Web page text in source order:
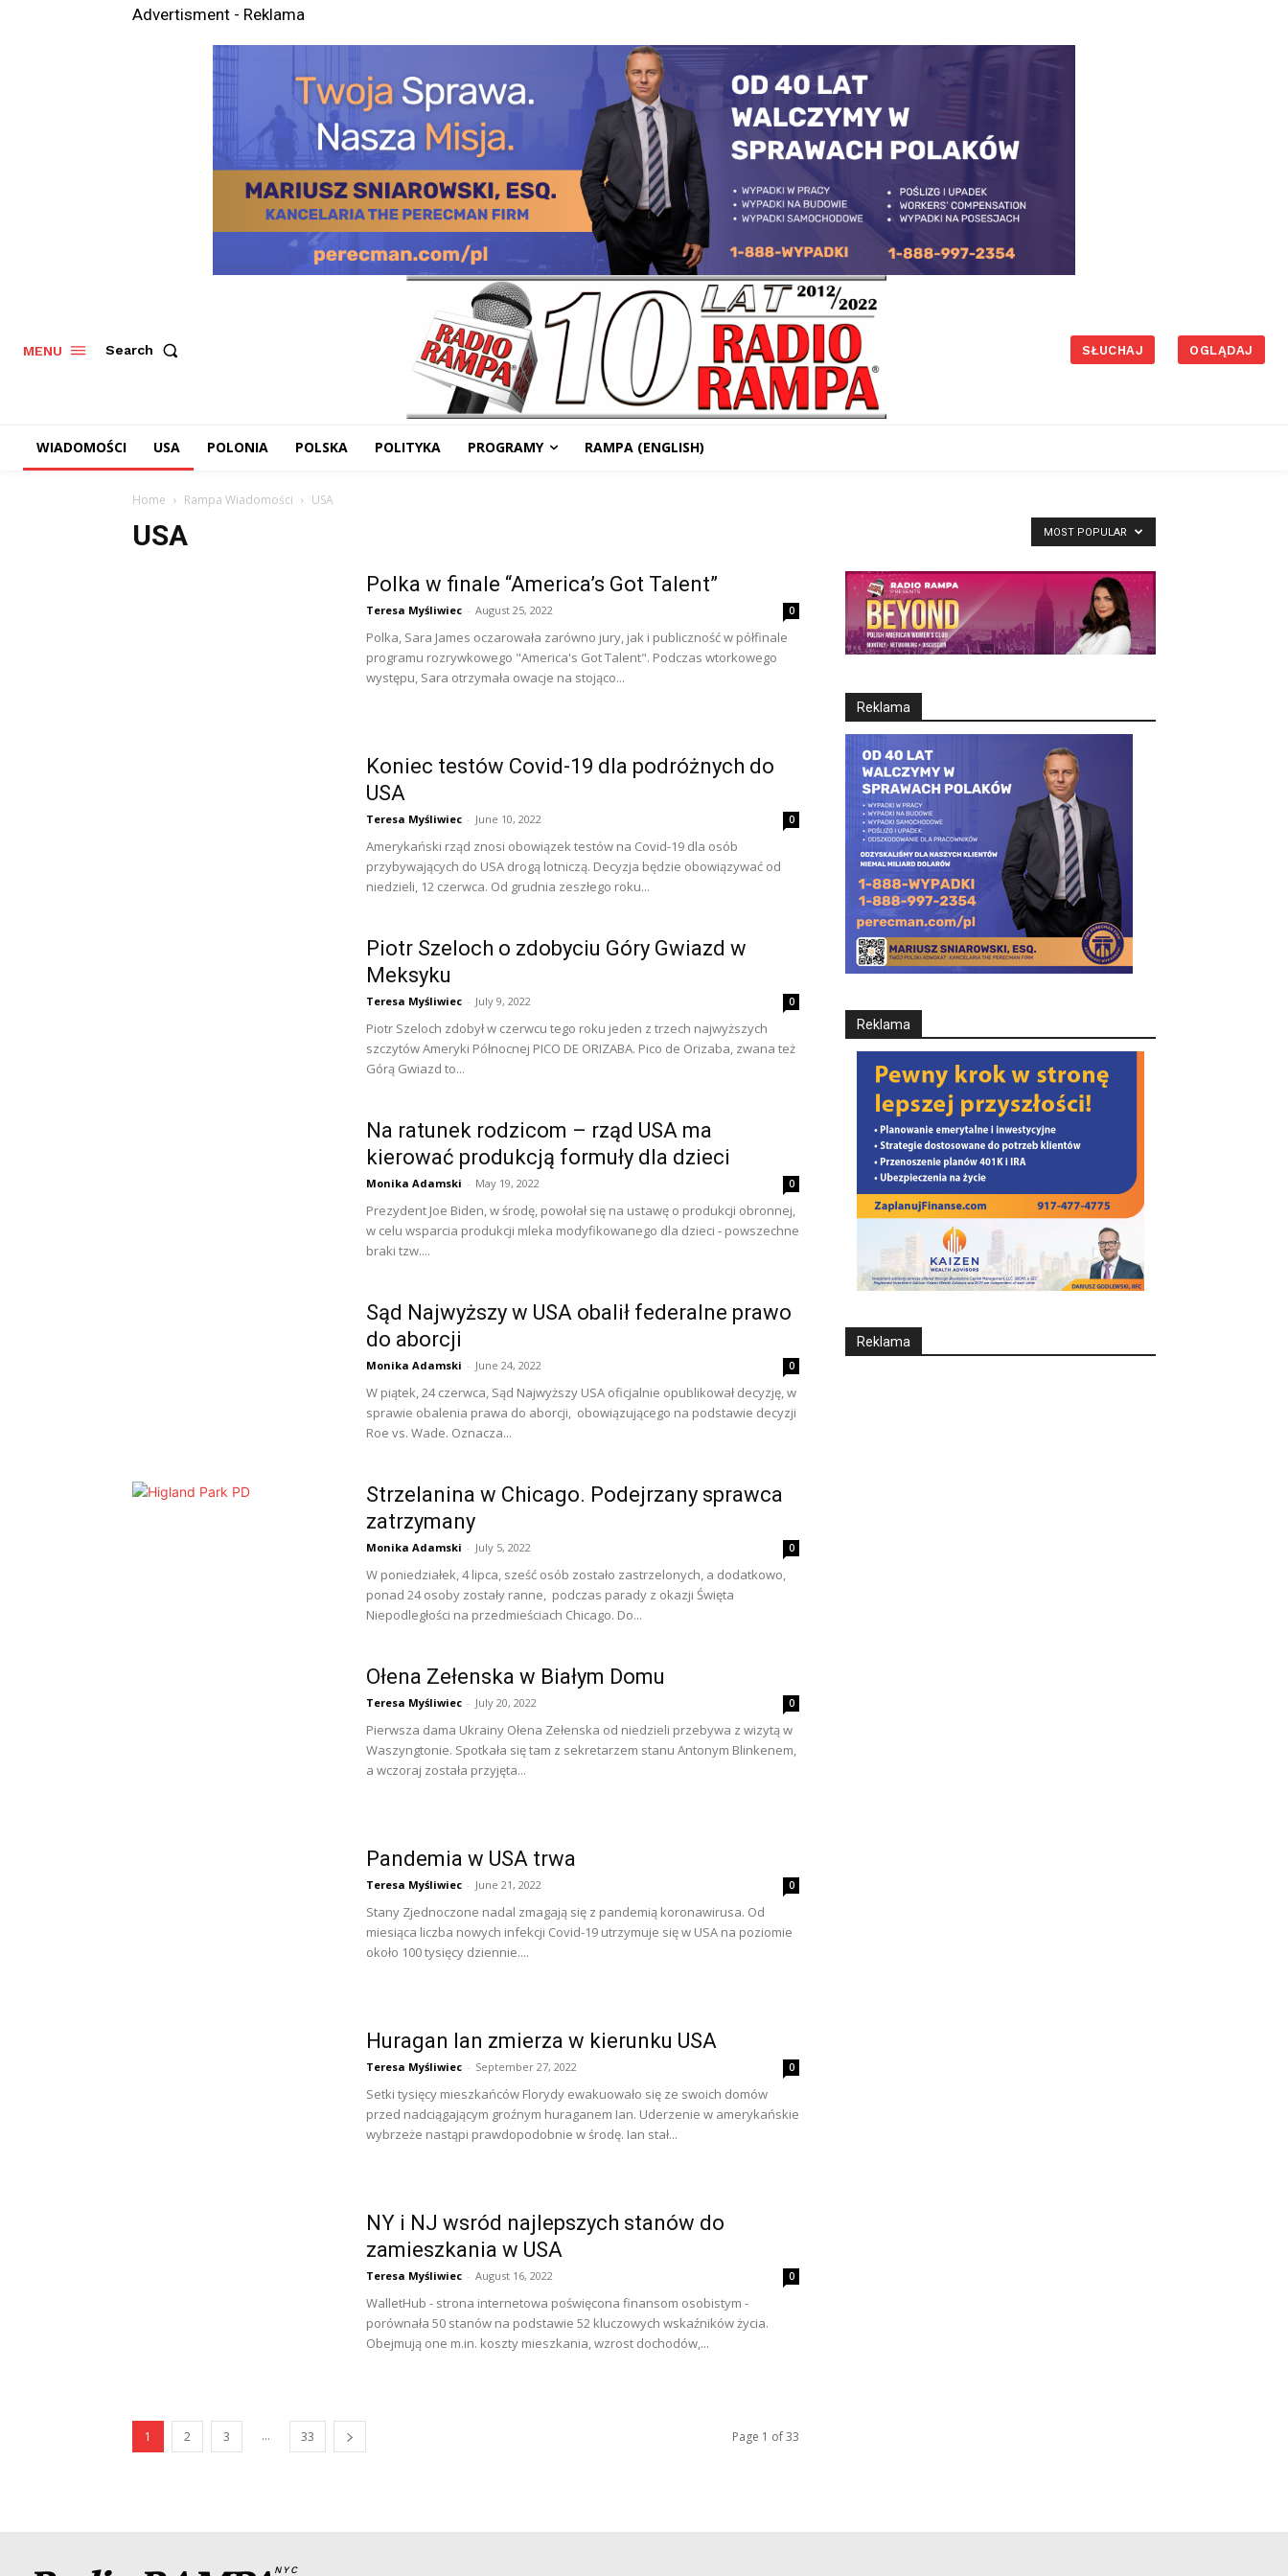
Advertisment - Reklama
MENU Search SŁUCHAJ OGLĄDAJ
WIADOMOŚCI USA POLONIA POLSKA POLITYKA PROGRAMY RAMPA (ENGLISH)
Home Rampa Wiadomości USA
USA MOST POPULAR
Polka w finale “America’s Got Talent”
Teresa Myśliwiec - August 25, 2022 0
Polka, Sara James oczarowała zarówno jury, jak i publiczność w półfinale
programu rozrywkowego "America's Got Talent". Podczas wtorkowego
występu, Sara otrzymała owacje na stojąco...
Koniec testów Covid-19 dla podróżnych do
USA
Teresa Myśliwiec - June 10, 2022 0
Amerykański rząd znosi obowiązek testów na Covid-19 dla osób
przybywających do USA drogą lotniczą. Decyzja będzie obowiązywać od
niedzieli, 12 czerwca. Od grudnia zeszłego roku...
Piotr Szeloch o zdobyciu Góry Gwiazd w
Meksyku
Teresa Myśliwiec - July 9, 2022 0
Piotr Szeloch zdobył w czerwcu tego roku jeden z trzech najwyższych
szczytów Ameryki Północnej PICO DE ORIZABA. Pico de Orizaba, zwana też
Górą Gwiazd to...
Na ratunek rodzicom – rząd USA ma
kierować produkcją formuły dla dzieci
Monika Adamski - May 19, 2022 0
Prezydent Joe Biden, w środę, powołał się na ustawę o produkcji obronnej,
w celu wsparcia produkcji mleka modyfikowanego dla dzieci - powszechne
braki tzw....
Sąd Najwyższy w USA obalił federalne prawo
do aborcji
Monika Adamski - June 24, 2022 0
W piątek, 24 czerwca, Sąd Najwyższy USA oficjalnie opublikował decyzję, w
sprawie obalenia prawa do aborcji, obowiązującego na podstawie decyzji
Roe vs. Wade. Oznacza...
Strzelanina w Chicago. Podejrzany sprawca
zatrzymany
Monika Adamski - July 5, 2022 0
W poniedziałek, 4 lipca, sześć osób zostało zastrzelonych, a dodatkowo,
ponad 24 osoby zostały ranne, podczas parady z okazji Święta
Niepodległości na przedmieściach Chicago. Do...
Ołena Zełenska w Białym Domu
Teresa Myśliwiec - July 20, 2022 0
Pierwsza dama Ukrainy Ołena Zełenska od niedzieli przebywa z wizytą w
Waszyngtonie. Spotkała się tam z sekretarzem stanu Antonym Blinkenem,
a wczoraj została przyjęta...
Pandemia w USA trwa
Teresa Myśliwiec - June 21, 2022 0
Stany Zjednoczone nadal zmagają się z pandemią koronawirusa. Od
miesiąca liczba nowych infekcji Covid-19 utrzymuje się w USA na poziomie
około 100 tysięcy dziennie....
Huragan Ian zmierza w kierunku USA
Teresa Myśliwiec - September 27, 2022 0
Setki tysięcy mieszkańców Florydy ewakuowało się ze swoich domów
przed nadciągającym groźnym huraganem Ian. Uderzenie w amerykańskie
wybrzeże nastąpi prawdopodobnie w środę. Ian stał...
NY i NJ wsród najlepszych stanów do
zamieszkania w USA
Teresa Myśliwiec - August 16, 2022 0
WalletHub - strona internetowa poświęcona finansom osobistym -
porównała 50 stanów na podstawie 52 kluczowych wskaźników życia.
Obejmują one m.in. koszty mieszkania, wzrost dochodów,...
1 2 3 ... 33 Page 1 of 33
Reklama
Reklama
Reklama
NYC